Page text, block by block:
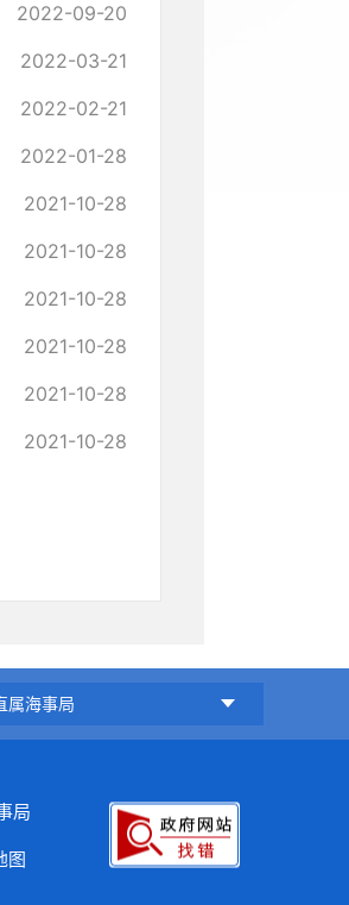
2022-09-20
2022-03-21
2022-02-21
2022-01-28
2021-10-28
2021-10-28
2021-10-28
2021-10-28
2021-10-28
2021-10-28
属海事局
局
图